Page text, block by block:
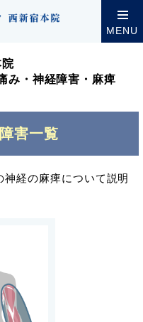
MENU
西新宿本院の診療・設
院
み・神経障害・麻痺
害一覧
神経の麻痺について説明